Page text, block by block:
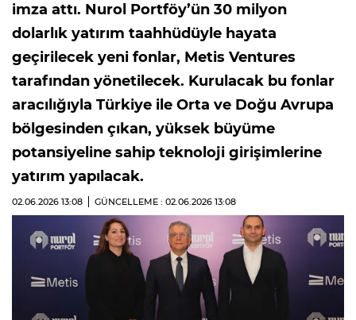
imza attı. Nurol Portföy’ün 30 milyon
dolarlık yatırım taahhüdüyle hayata
geçirilecek yeni fonlar, Metis Ventures
tarafından yönetilecek. Kurulacak bu fonlar
aracılığıyla Türkiye ile Orta ve Doğu Avrupa
bölgesinden çıkan, yüksek büyüme
potansiyeline sahip teknoloji girişimlerine
yatırım yapılacak.
02.06.2026 13:08 GÜNCELLEME : 02.06.2026 13:08